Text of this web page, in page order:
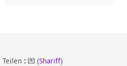
Teilen : 💌 (Shariff)